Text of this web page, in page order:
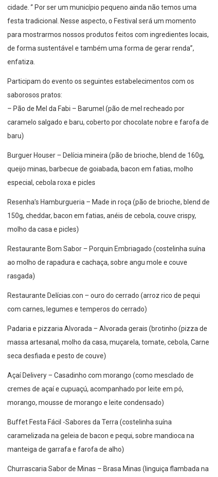
cidade. ” Por ser um município pequeno ainda não temos uma
festa tradicional. Nesse aspecto, o Festival será um momento
para mostrarmos nossos produtos feitos com ingredientes locais,
de forma sustentável e também uma forma de gerar renda”,
enfatiza.
Participam do evento os seguintes estabelecimentos com os
saborosos pratos:
– Pão de Mel da Fabi – Barumel (pão de mel recheado por
caramelo salgado e baru, coberto por chocolate nobre e farofa de
baru)
Burguer Houser – Delícia mineira (pão de brioche, blend de 160g,
queijo minas, barbecue de goiabada, bacon em fatias, molho
especial, cebola roxa e picles
Resenha’s Hamburgueria – Made in roça (pão de brioche, blend de
150g, cheddar, bacon em fatias, anéis de cebola, couve crispy,
molho da casa e picles)
Restaurante Bom Sabor – Porquin Embriagado (costelinha suína
ao molho de rapadura e cachaça, sobre angu mole e couve
rasgada)
Restaurante Delícias.con – ouro do cerrado (arroz rico de pequi
com carnes, legumes e temperos do cerrado)
Padaria e pizzaria Alvorada – Alvorada gerais (brotinho (pizza de
massa artesanal, molho da casa, muçarela, tomate, cebola, Carne
seca desfiada e pesto de couve)
Açaí Delivery – Casadinho com morango (como mesclado de
cremes de açaí e cupuaçú, acompanhado por leite em pó,
morango, mousse de morango e leite condensado)
Buffet Festa Fácil -Sabores da Terra (costelinha suína
caramelizada na geleia de bacon e pequi, sobre mandioca na
manteiga de garrafa e farofa de alho)
Churrascaria Sabor de Minas – Brasa Minas (linguiça flambada na